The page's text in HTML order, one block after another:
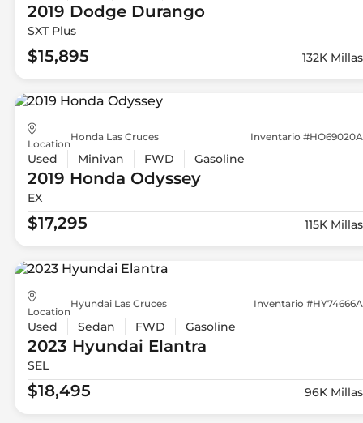
2019 DodgeDurango
SXT Plus
$15,895 132K Millas
Location
Honda Las Cruces Inventario #HO69020A
Used Minivan FWD Gasoline
2019 Honda Odyssey
EX
$17,295 115K Millas
Location
Hyundai Las Cruces Inventario #HY74666A
Used Sedan FWD Gasoline
2023 Hyundai Elantra
SEL
$18,495 96K Millas